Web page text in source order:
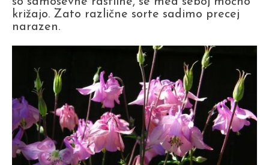
križajo. Zato različne sorte sadimo precej
narazen.